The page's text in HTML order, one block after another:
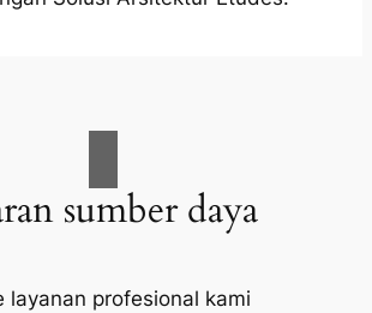
sumber daya
layanan profesional kami